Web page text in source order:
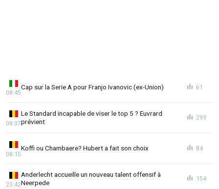
Cap sur la Serie A pour Franjo Ivanovic (ex-Union)
08:45
61
Le Standard incapable de viser le top 5 ? Euvrard
prévient
08:37
299
Koffi ou Chambaere? Hubert a fait son choix
08:15
84
Anderlecht accueille un nouveau talent offensif à
Neerpede
23:42
154